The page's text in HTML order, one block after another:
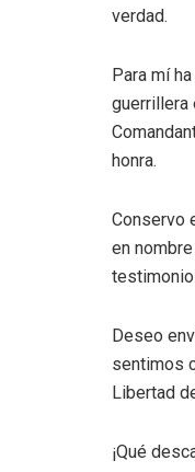
verdad.
Para mí
guerrillera
honra.
Conservo
en
Deseo
sentimos
Libertad
¡Qué